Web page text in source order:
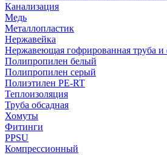
Канализация
Медь
Металлопластик
Нержавейка
Нержавеющая гофрированная труба и
Полипропилен белый
Полипропилен серый
Полиэтилен PE-RT
Теплоизоляция
Труба обсадная
Хомуты
Фитинги
PPSU
Компрессионный